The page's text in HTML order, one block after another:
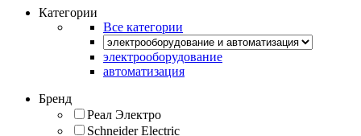
Категории
Все категории
электрооборудование
автоматизация
Бренд
Реал Электро
Schneider Electric